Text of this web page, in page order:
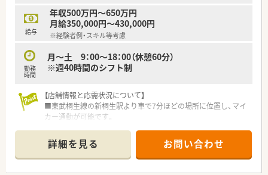
給与
年収500万円～650万円
月給350,000円～430,000円
※経験者例・スキル等考慮
勤務
時間
月～土 9：00～18：00（休憩60分）
※週40時間のシフト制
【店舗情報と応需状況について】
■東武桐生線の新桐生駅より車で7分ほどの場所に位置し、マイ
カー通勤が可能です。
る処方箋を応需しています。
■1日平均120枚から130枚の処方箋に対応しており、常勤4名を
含む複数名体制で勤務します。
詳細を見る お問い合わせ